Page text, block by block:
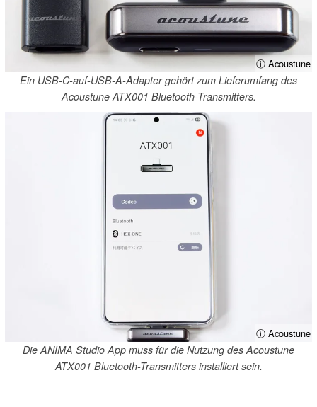
ⓘ Acoustune
Ein USB-C-auf-USB-A-Adapter gehört zum Lieferumfang des
Acoustune ATX001 Bluetooth-Transmitters.
ⓘ Acoustune
Die ANIMA Studio App muss für die Nutzung des Acoustune
ATX001 Bluetooth-Transmitters installiert sein.